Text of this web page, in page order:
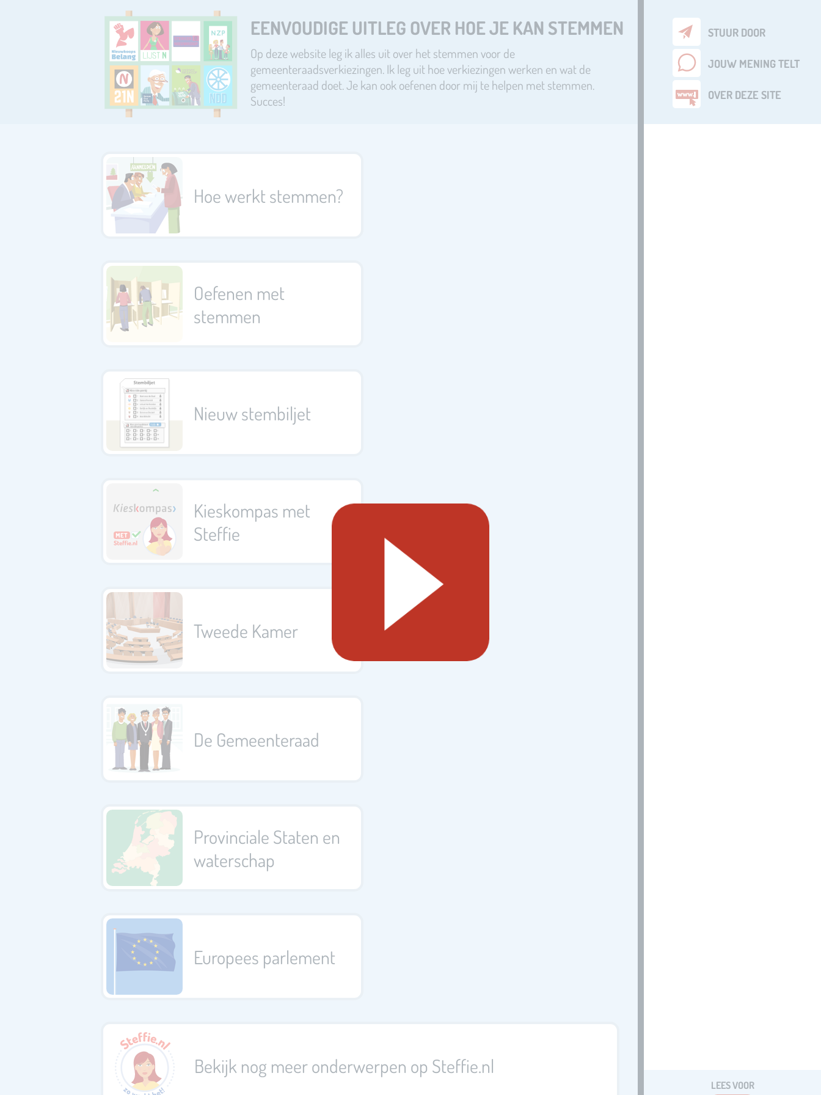
EENVOUDIGE UITLEG OVER HOE JE KAN STEMMEN
Op deze website leg ik alles uit over het stemmen voor de
gemeenteraadsverkiezingen. Ik leg uit hoe verkiezingen werken en wat de
gemeenteraad doet. Je kan ook oefenen door mij te helpen met stemmen.
Succes!
Hoe werkt stemmen?
Oefenen met
stemmen
Nieuw stembiljet
Kieskompas met
Steffie
Tweede Kamer
De Gemeenteraad
Provinciale Staten en
waterschap
Europees parlement
Bekijk nog meer onderwerpen op Steffie.nl
STUUR DOOR
JOUW MENING TELT
OVER DEZE SITE
LEES VOOR